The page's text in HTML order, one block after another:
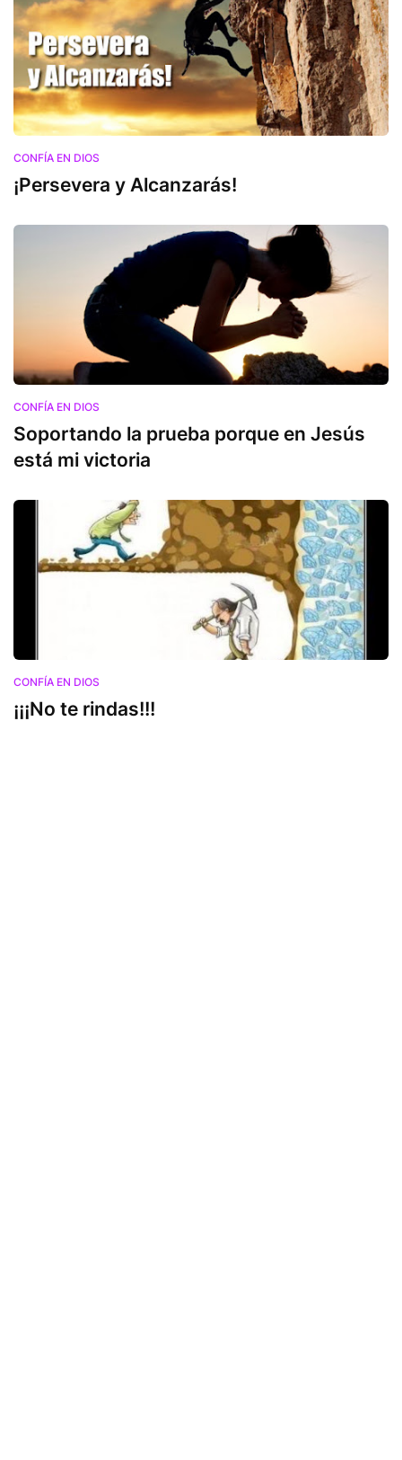
CONFÍA EN DIOS
¡Persevera y Alcanzarás!
CONFÍA EN DIOS
Soportando la prueba porque en Jesús
está mi victoria
CONFÍA EN DIOS
¡¡¡No te rindas!!!